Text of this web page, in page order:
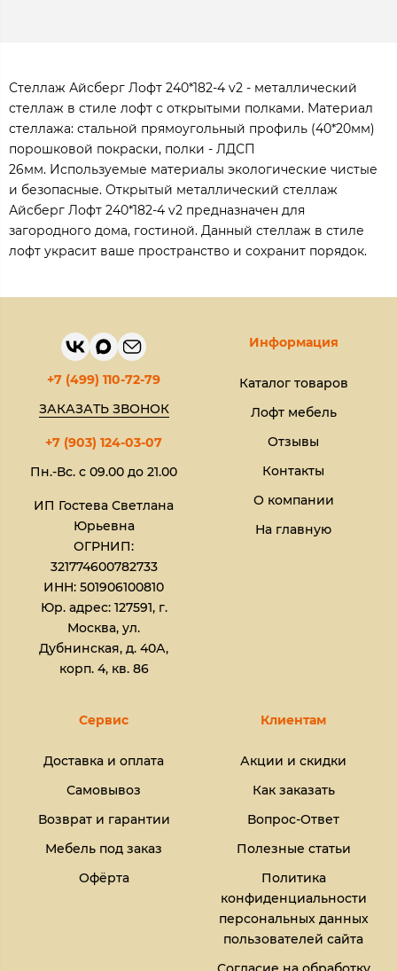
Стеллаж Айсберг Лофт 240*182-4 v2 - металлический
стеллаж в стиле лофт с открытыми полками. Материал
стеллажа: стальной прямоугольный профиль (40*20мм)
порошковой покраски, полки - ЛДСП
26мм. Используемые материалы экологические чистые
и безопасные. Открытый металлический стеллаж
Айсберг Лофт 240*182-4 v2 предназначен для
загородного дома, гостиной. Данный стеллаж в стиле
лофт украсит ваше пространство и сохранит порядок.
+7 (499) 110-72-79
ЗАКАЗАТЬ ЗВОНОК
+7 (903) 124-03-07
Пн.-Вс. с 09.00 до 21.00
ИП Гостева Светлана
Юрьевна​
ОГРНИП:
321774600782733
ИНН: 501906100810
Юр. адрес: 127591, г.
Москва, ул.
Дубнинская, д. 40А,
корп. 4, кв. 86
Информация
Каталог товаров
Лофт мебель
Отзывы
Контакты
О компании
На главную
Сервис
Доставка и оплата
Самовывоз
Возврат и гарантии
Мебель под заказ
Офёрта
Клиентам
Акции и скидки
Как заказать
Вопрос-Ответ
Полезные статьи
Политика
конфиденциальности
персональных данных
пользователей сайта